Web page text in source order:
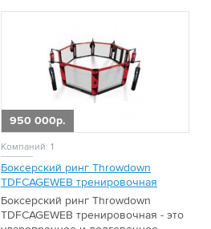
950 000р.
Компаний: 1
Боксерский ринг Throwdown
TDFCAGEWEB тренировочная
Боксерский ринг Throwdown
TDFCAGEWEB тренировочная - это